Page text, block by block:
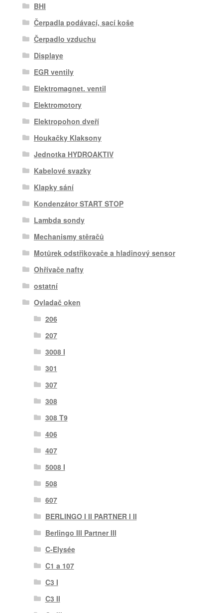
BHI
Čerpadla podávací, sací koše
Čerpadlo vzduchu
Displaye
EGR ventily
Elektromagnet. ventil
Elektromotory
Elektropohon dveří
Houkačky Klaksony
Jednotka HYDROAKTIV
Kabelové svazky
Klapky sání
Kondenzátor START STOP
Lambda sondy
Mechanismy stěračů
Motůrek odstřikovače a hladinový sensor
Ohřívače nafty
ostatní
Ovladač oken
206
207
3008 I
301
307
308
308 T9
406
407
5008 I
508
607
BERLINGO I II PARTNER I II
Berlingo III Partner III
C-Elysée
C1 a 107
C3 I
C3 II